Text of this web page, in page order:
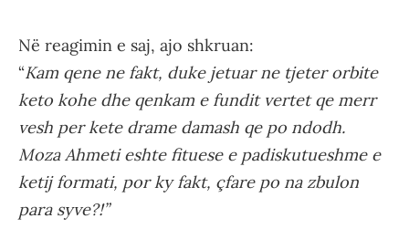
Në reagimin e saj, ajo shkruan:
“Kam qene ne fakt, duke jetuar ne tjeter orbite
keto kohe dhe qenkam e fundit vertet qe merr
vesh per kete drame damash qe po ndodh.
Moza Ahmeti eshte fituese e padiskutueshme e
ketij formati, por ky fakt, çfare po na zbulon
para syve?!”